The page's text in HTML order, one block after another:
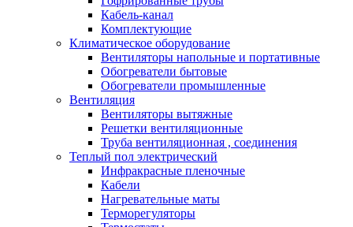
Кабель-канал
Комплектующие
Климатическое оборудование
Вентиляторы напольные и портативные
Обогреватели бытовые
Обогреватели промышленные
Вентиляция
Вентиляторы вытяжные
Решетки вентиляционные
Труба вентиляционная , соединения
Теплый пол электрический
Инфракрасные пленочные
Кабели
Нагревательные маты
Терморегуляторы